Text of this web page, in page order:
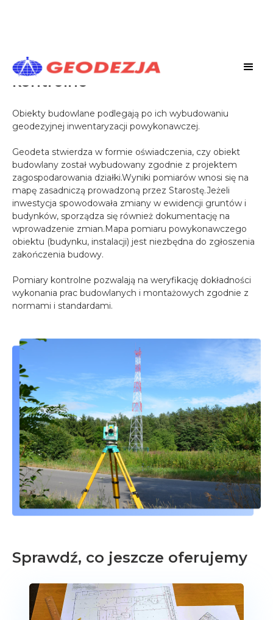
Pomiary powykonawcze i
kontrolne
Obiekty budowlane podlegają po ich wybudowaniu
geodezyjnej inwentaryzacji powykonawczej.
Geodeta stwierdza w formie oświadczenia, czy obiekt
budowlany został wybudowany zgodnie z projektem
zagospodarowania działki.Wyniki pomiarów wnosi się na
mapę zasadniczą prowadzoną przez Starostę.Jeżeli
inwestycja spowodowała zmiany w ewidencji gruntów i
budynków, sporządza się również dokumentację na
wprowadzenie zmian.Mapa pomiaru powykonawczego
obiektu (budynku, instalacji) jest niezbędna do zgłoszenia
zakończenia budowy.
Pomiary kontrolne pozwalają na weryfikację dokładności
wykonania prac budowlanych i montażowych zgodnie z
normami i standardami.
Sprawdź, co jeszcze oferujemy